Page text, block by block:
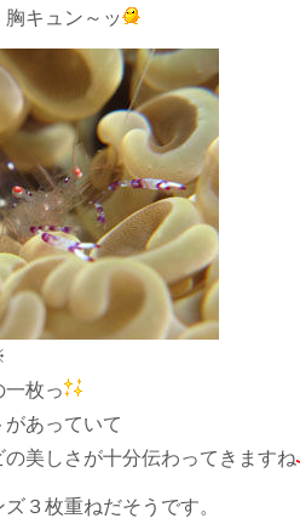
キュン～ッ
一枚っ
があっていて
美しさが十分伝わってきますね
３枚重ねだそうです。